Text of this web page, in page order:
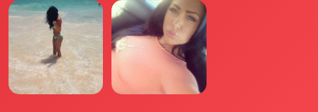
Instagram
TikTok